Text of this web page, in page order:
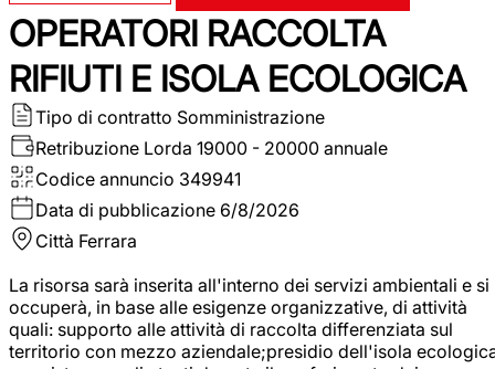
OPERATORI RACCOLTA
RIFIUTI E ISOLA ECOLOGICA
Tipo di contratto Somministrazione
Retribuzione Lorda 19000 - 20000 annuale
Codice annuncio 349941
Data di pubblicazione 6/8/2026
Città Ferrara
La risorsa sarà inserita all'interno dei servizi ambientali e si
occuperà, in base alle esigenze organizzative, di attività
quali: supporto alle attività di raccolta differenziata sul
territorio con mezzo aziendale;presidio dell'isola